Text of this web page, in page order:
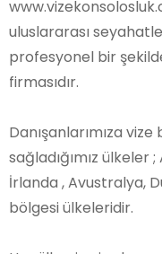
uluslararası
profesyonel bir
firmasıdır.
Danışanlarımıza
sağladığımız ülkeler
İrlanda , Avustralya,
bölgesi ülkeleridir.